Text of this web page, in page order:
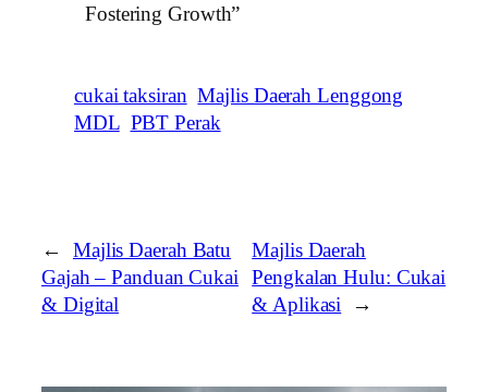
Fostering Growth”
cukai taksiran Majlis Daerah Lenggong
MDL PBT Perak
←
Majlis Daerah Batu
Gajah – Panduan Cukai
& Digital
Majlis Daerah
Pengkalan Hulu: Cukai
& Aplikasi
→